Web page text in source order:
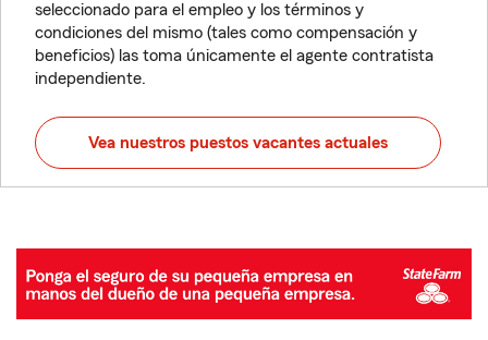
seleccionado para el empleo y los términos y
condiciones del mismo (tales como compensación y
beneficios) las toma únicamente el agente contratista
independiente.
Vea nuestros puestos vacantes actuales